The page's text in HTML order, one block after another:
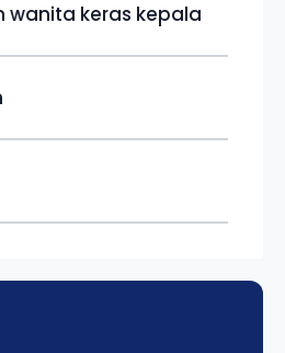
wanita keras kepala